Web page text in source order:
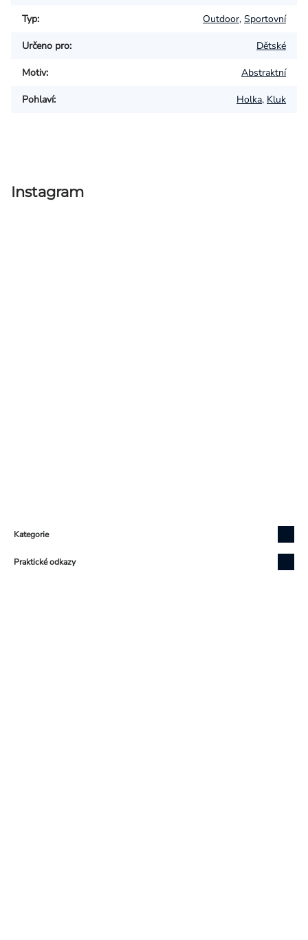
Typ: Outdoor, Sportovní
Určeno pro: Dětské
Motiv: Abstraktní
Pohlaví: Holka, Kluk
Instagram
Kategorie
Praktické odkazy